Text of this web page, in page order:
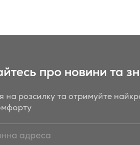
про новини та
на розсилку та отримуйте